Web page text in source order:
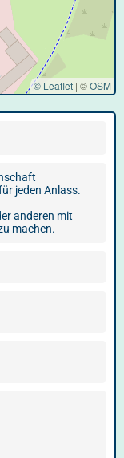
© Leaflet | ©OSM
jeden Anlass.
anderen mit
machen.